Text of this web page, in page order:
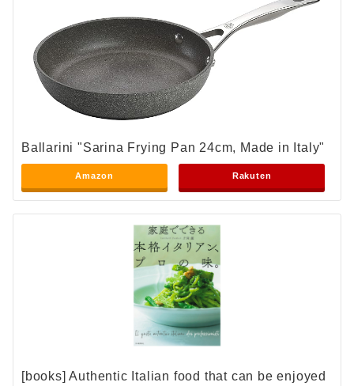
Ballarini "Sarina Frying Pan 24cm, Made in Italy"
Amazon Rakuten
[books] Authentic Italian food that can be enjoyed